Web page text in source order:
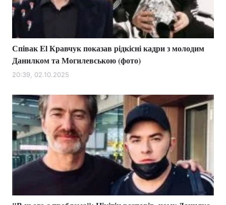
Співак El Кравчук показав рідкісні кадри з молодим
Данилком та Могилевською (фото)
20:39, 02.10.2025